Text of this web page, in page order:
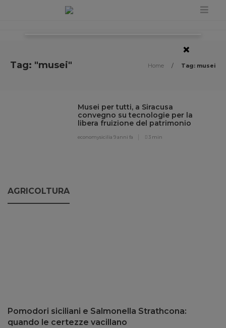
Tag: "musei" Home / Tag: musei
Musei per tutti, a Siracusa
convegno su tecnologie per la
libera fruizione del patrimonio
economysicilia9 anni fa 3 min
AGRICOLTURA
Pomodori siciliani e Salmonella Strathcona:
quando le certezze vacillano
×